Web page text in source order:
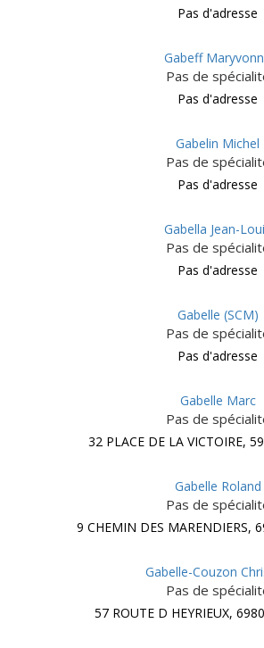
Pas d'adresse
Gabeff
Pas de
Pas d'adresse
Gabelin Michel
Pas de
Pas d'adresse
Gabella Jean-
Pas de
Pas d'adresse
Gabelle (SCM)
Pas de
Pas d'adresse
Gabelle Marc
Pas de
32 PLACE DE LA VICTOIRE,
Gabelle Roland
Pas de
9 CHEMIN DES MARENDIERS,
Gabelle-Couzon
Pas de
57 ROUTE D HEYRIEUX,